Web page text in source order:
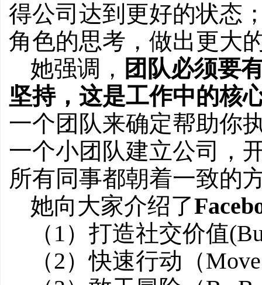
得公司达到更好的状态
角色的思考，做出更大
她强调， 团队必须要
坚持，这是工作中的核
一个团队来确定帮助你
一个小团队建立公司，
所有同事都朝着一致的
她向大家介绍了
（1）打造社交价值
（2）快速行动（